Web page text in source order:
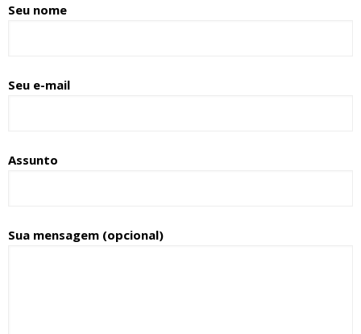
Seu nome
Seu e-mail
Assunto
Sua mensagem (opcional)